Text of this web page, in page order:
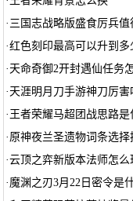
· 三国志战略版盛食厉兵值
·红色刻印最高可以升到多
· 天命奇御2开封遇仙任务
· 天涯明月刀手游神刀厉害
· 王者荣耀马超团战思路是
· 原神夜兰圣遗物词条选
·云顶之弈新版本法师怎么
· 魔渊之刃3月22日密令是